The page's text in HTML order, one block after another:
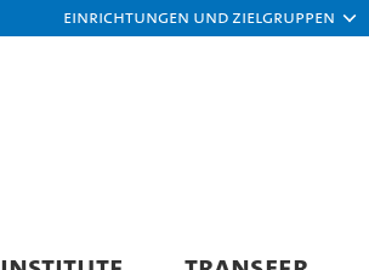
Einrichtungen und Zielgruppen